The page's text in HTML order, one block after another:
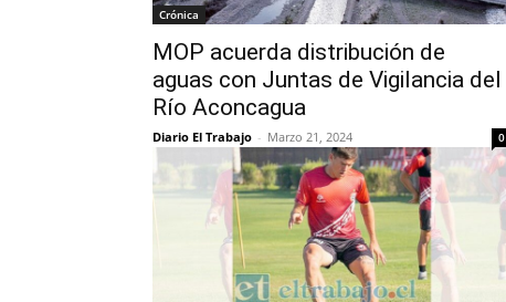
Crónica
MOP acuerda distribución de
aguas con Juntas de Vigilancia del
Río Aconcagua
Diario El Trabajo - Marzo 21, 2024 0